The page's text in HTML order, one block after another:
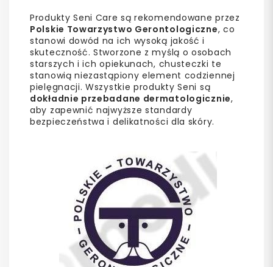
Produkty Seni Care są rekomendowane przez
Polskie Towarzystwo Gerontologiczne, co
stanowi dowód na ich wysoką jakość i
skuteczność. Stworzone z myślą o osobach
starszych i ich opiekunach, chusteczki te
stanowią niezastąpiony element codziennej
pielęgnacji. Wszystkie produkty Seni są
dokładnie przebadane dermatologicznie,
aby zapewnić najwyższe standardy
bezpieczeństwa i delikatności dla skóry.